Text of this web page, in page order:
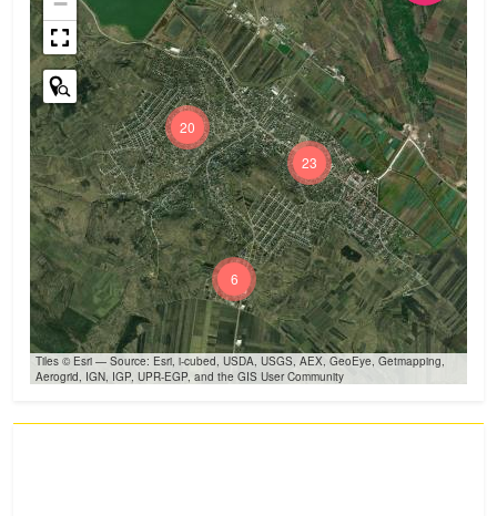
23
20
6
Tiles © Esri — Source: Esri, i-cubed, USDA, USGS, AEX, GeoEye, Getmapping,
Aerogrid, IGN, IGP, UPR-EGP, and the GIS User Community